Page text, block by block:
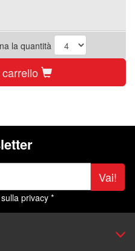
la quantità
Vai!
privacy *